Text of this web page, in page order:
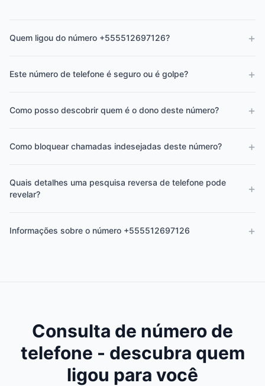
Quem ligou do número +555512697126? +
Este número de telefone é seguro ou é golpe? +
Como posso descobrir quem é o dono deste número? +
Como bloquear chamadas indesejadas deste número? +
Quais detalhes uma pesquisa reversa de telefone pode
revelar?
+
Informações sobre o número +555512697126 +
Consulta de número de
telefone - descubra quem
ligou para você